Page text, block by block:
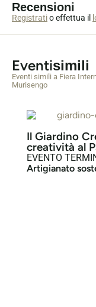
Recensioni
Registratio effettua il
Eventisimili
Eventi simili a Fiera
Murisengo
Il Giardino
creatività al
EVENTO
Artigianato